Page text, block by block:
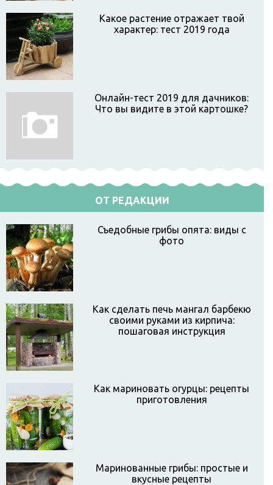
Какое растение отражает твой
характер: тест 2019 года
Онлайн-тест 2019 для дачников:
Что вы видите в этой картошке?
ОТ РЕДАКЦИИ
Съедобные грибы опята: виды с
фото
Как сделать печь мангал барбекю
своими руками из кирпича:
пошаговая инструкция
Как мариновать огурцы: рецепты
приготовления
Маринованные грибы: простые и
вкусные рецепты